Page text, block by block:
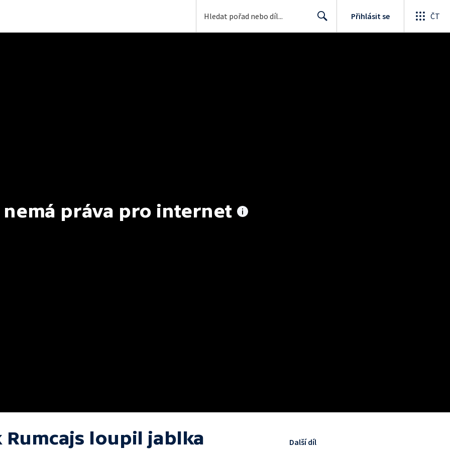
Přihlásit se ČT
nemá práva pro internet
Rumcajs loupil jablka Další díl